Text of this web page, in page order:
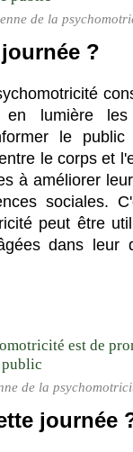
de la
?
en lumière
le
le corps et
à améliorer
sociales.
peut être
dans leur
de la
journée